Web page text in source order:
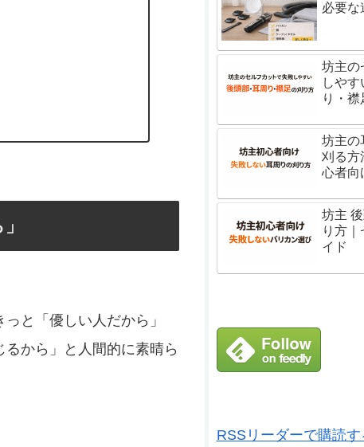
と「優しい人だから」
るから」と人間的に素晴ら
必要な
坊主の
しやす
り・
坊主の
刈る方
心者向
坊主
り方
イド
RSSリーダーで購読す